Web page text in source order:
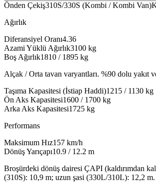
Önden Çekiş310S/330S (Kombi / Kombi Van)
Ağırlık
Diferansiyel Oranı4.36
Azami Yüklü Ağırlık3100 kg
Boş Ağırlık1810 / 1895 kg
Alçak / Orta tavan varyantları. %90 dolu yakıt
Taşıma Kapasitesi (İstiap Haddi)1215 / 1130 kg
Ön Aks Kapasitesi1600 / 1700 kg
Arka Aks Kapasitesi1725 kg
Performans
Maksimum Hız157 km/h
Dönüş Yarıçapı10.9 / 12.2 m
Broşürdeki dönüş dairesi ÇAPI (kaldırımdan
(310S): 10,9 m; uzun şasi (330L/310L): 12,2 m.